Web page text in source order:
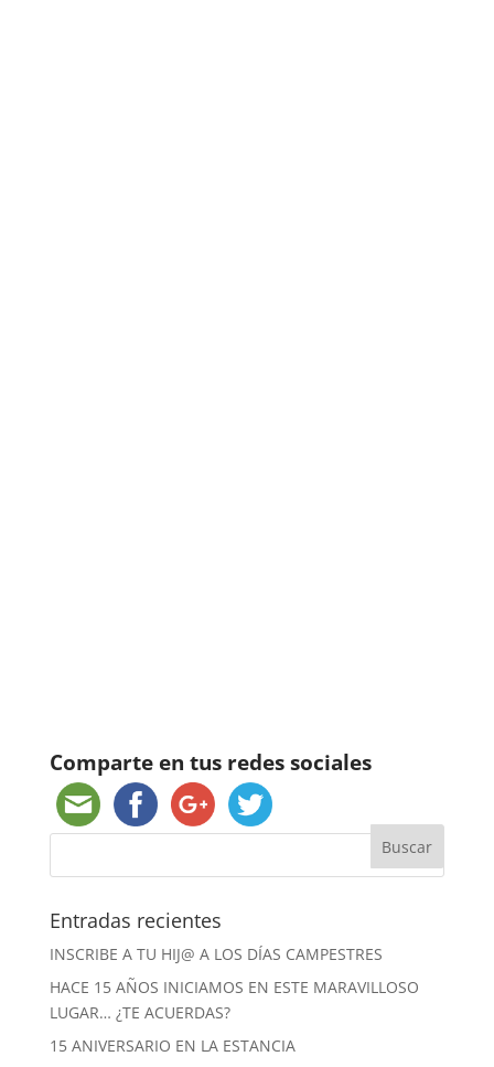
Comparte en tus redes sociales
Entradas recientes
INSCRIBE A TU HIJ@ A LOS DÍAS CAMPESTRES
HACE 15 AÑOS INICIAMOS EN ESTE MARAVILLOSO
LUGAR… ¿TE ACUERDAS?
15 ANIVERSARIO EN LA ESTANCIA